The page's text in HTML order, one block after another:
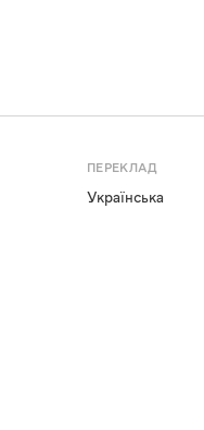
ПЕРЕКЛАД
Українська